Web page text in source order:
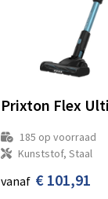
185 op voorraad
Kunststof, Staal
vanaf € 101,91